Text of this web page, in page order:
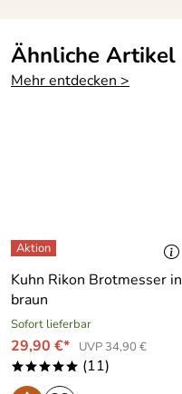
Ähnliche Artikel
Mehr entdecken >
Kuhn Rikon Brotmesser in
braun
Sofort lieferbar
29,90 €* UVP 34,90 €
***** (11)